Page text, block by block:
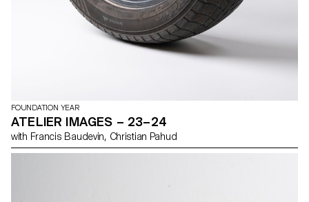
FOUNDATION YEAR
ATELIER IMAGES – 23–24
with Francis Baudevin, Christian Pahud